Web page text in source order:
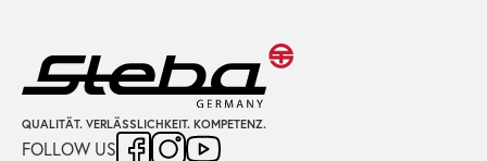
QUALITÄT. VERLÄSSLICHKEIT. KOMPETENZ.
FOLLOW US